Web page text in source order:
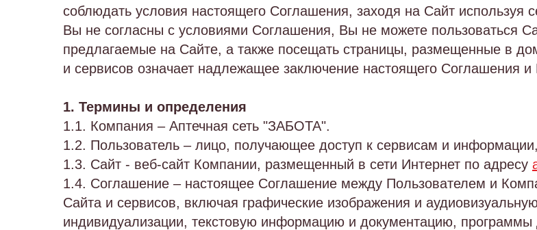
соблюдать условия настоящего Соглашения, заходя на Сайт
Вы не согласны с условиями Соглашения, Вы не можете пользоваться
предлагаемые на Сайте, а также посещать страницы, размещенные в
и сервисов означает надлежащее заключение настоящего Соглашения
1. Термины и определения
1.1. Компания – Аптечная сеть "ЗАБОТА".
1.2. Пользователь – лицо, получающее доступ к сервисам и
1.3. Сайт - веб-сайт Компании, размещенный в сети Интернет по адресу
1.4. Соглашение – настоящее Соглашение между Пользователем и
Сайта и сервисов, включая графические изображения и
индивидуализации, текстовую информацию и документацию,